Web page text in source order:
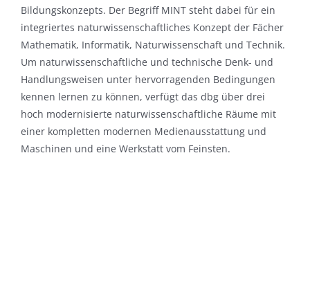
Bildungskonzepts. Der Begriff MINT steht dabei für ein
integriertes naturwissenschaftliches Konzept der Fächer
Mathematik, Informatik, Naturwissenschaft und Technik.
Um naturwissenschaftliche und technische Denk- und
Handlungsweisen unter hervorragenden Bedingungen
kennen lernen zu können, verfügt das dbg über drei
hoch modernisierte naturwissenschaftliche Räume mit
einer kompletten modernen Medienausstattung und
Maschinen und eine Werkstatt vom Feinsten.